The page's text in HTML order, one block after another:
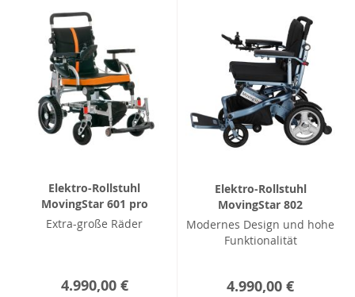
Elektro-Rollstuhl
MovingStar 601 pro
Extra-große Räder
4.990,00 €
Elektro-Rollstuhl
MovingStar 802
Modernes Design und hohe
Funktionalität
4.990,00 €